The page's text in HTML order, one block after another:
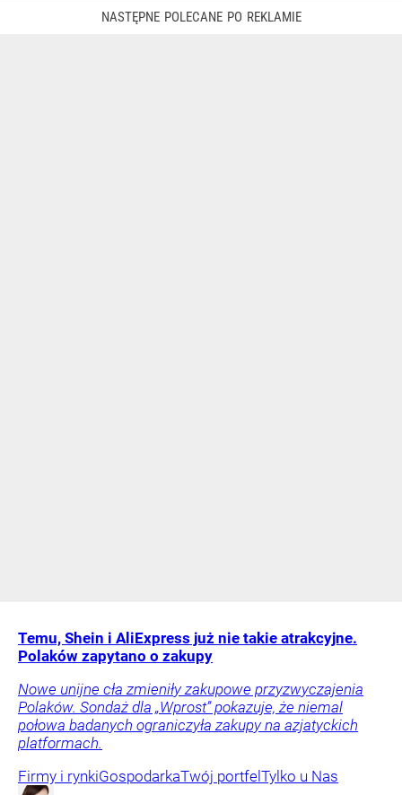
Temu, Shein i AliExpress już nie takie atrakcyjne.
Polaków zapytano o zakupy
Nowe unijne cła zmieniły zakupowe przyzwyczajenia
Polaków. Sondaż dla „Wprost” pokazuje, że niemal
połowa badanych ograniczyła zakupy na azjatyckich
platformach.
Firmy i rynkiGospodarkaTwój portfelTylko u Nas